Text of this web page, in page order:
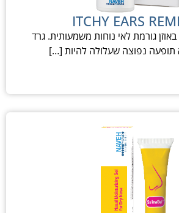
ITCHY EARS
גורמת לאי נוחות משמעותית. גרד
תופעה נפוצה שעלולה להיות […]